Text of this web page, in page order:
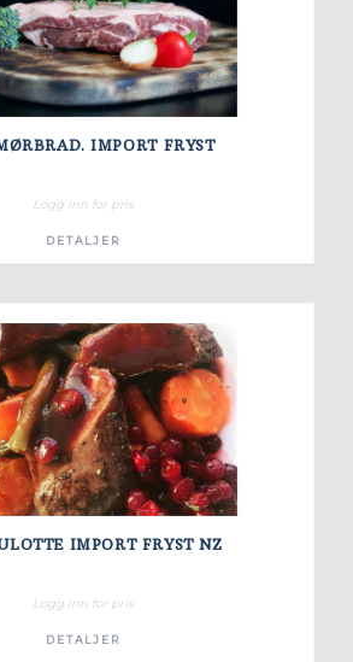
IMPORT FRYST
Logg inn for pris
DETALJER
IMPORT FRYST NZ
Logg inn for pris
DETALJER